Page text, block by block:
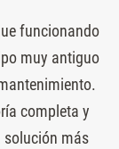
funcionando
muy antiguo
completa y
solución más